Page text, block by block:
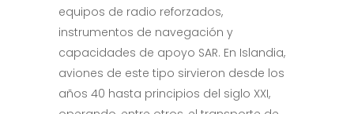
equipos de radio reforzados,
instrumentos de navegación y
capacidades de apoyo SAR. En Islandia,
aviones de este tipo sirvieron desde los
años 40 hasta principios del siglo XXI,